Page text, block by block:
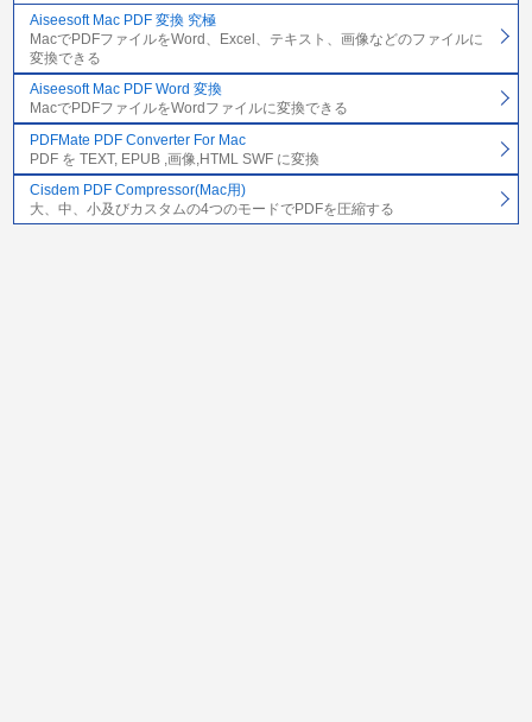
Aiseesoft Mac PDF 変換 究極
MacでPDFファイルをWord、Excel、テキスト、画像などのファイルに
変換できる
Aiseesoft Mac PDF Word 変換
MacでPDFファイルをWordファイルに変換できる
PDFMate PDF Converter For Mac
PDF を TEXT, EPUB ,画像,HTML SWF に変換
Cisdem PDF Compressor(Mac用)
大、中、小及びカスタムの4つのモードでPDFを圧縮する